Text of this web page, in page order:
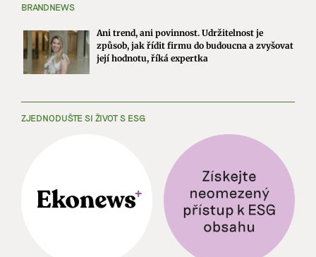
BRANDNEWS
Ani trend, ani povinnost. Udržitelnost je
způsob, jak řídit firmu do budoucna a zvyšovat
její hodnotu, říká expertka
ZJEDNODUŠTE SI ŽIVOT S ESG